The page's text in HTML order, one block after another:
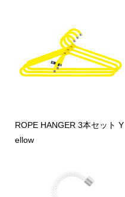
ROPE HANGER 3本セット Y
ellow